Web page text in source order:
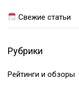
Свежие статьи
Рубрики
Рейтинги и обзоры